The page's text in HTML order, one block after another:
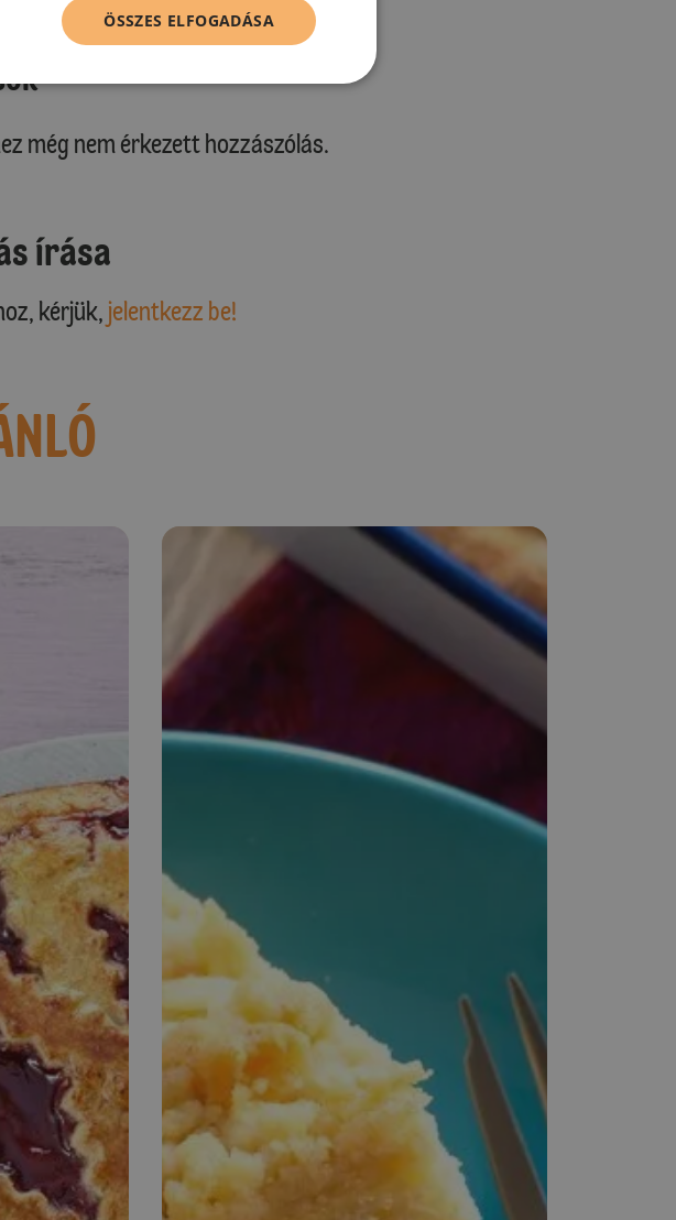
még nem érkezett hozzászólás.
írása
kérjük, jelentkezz be!
ÖSSZES ELFOGADÁSA